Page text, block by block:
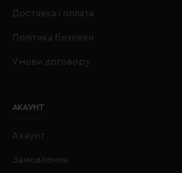
Доставка і оплата
Політика безпеки
Умови договору
АКАУНТ
Акаунт
Замовлення